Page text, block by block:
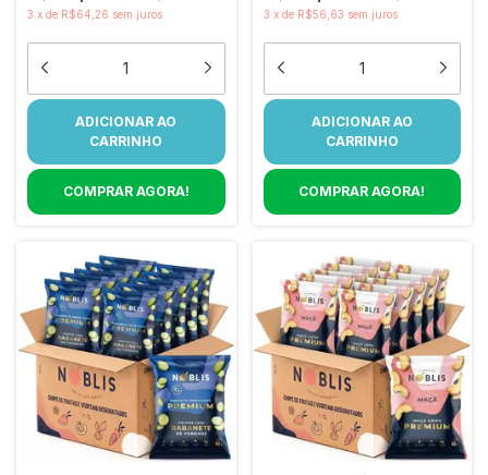
3 x de R$64,26 sem juros 3 x de R$56,63 sem juros